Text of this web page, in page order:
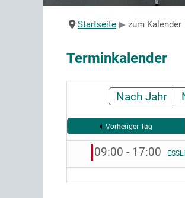
Startseite zum Kalender
Terminkalender
Nach Jahr
Vorheriger Tag
09:00 - 17:00